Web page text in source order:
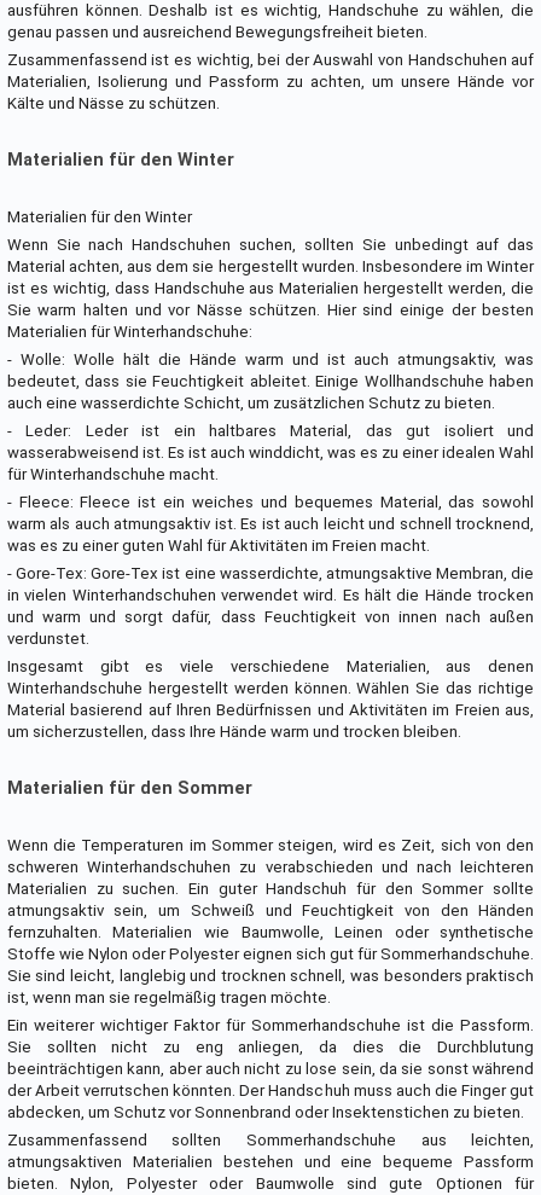
ausführen können. Deshalb ist es wichtig, Handschuhe zu wählen, die
genau passen und ausreichend Bewegungsfreiheit bieten.
Zusammenfassend ist es wichtig, bei der Auswahl von Handschuhen auf
Materialien, Isolierung und Passform zu achten, um unsere Hände vor
Kälte und Nässe zu schützen.
Materialien für den Winter
Materialien für den Winter
Wenn Sie nach Handschuhen suchen, sollten Sie unbedingt auf das
Material achten, aus dem sie hergestellt wurden. Insbesondere im Winter
ist es wichtig, dass Handschuhe aus Materialien hergestellt werden, die
Sie warm halten und vor Nässe schützen. Hier sind einige der besten
Materialien für Winterhandschuhe:
- Wolle: Wolle hält die Hände warm und ist auch atmungsaktiv, was
bedeutet, dass sie Feuchtigkeit ableitet. Einige Wollhandschuhe haben
auch eine wasserdichte Schicht, um zusätzlichen Schutz zu bieten.
- Leder: Leder ist ein haltbares Material, das gut isoliert und
wasserabweisend ist. Es ist auch winddicht, was es zu einer idealen Wahl
für Winterhandschuhe macht.
- Fleece: Fleece ist ein weiches und bequemes Material, das sowohl
warm als auch atmungsaktiv ist. Es ist auch leicht und schnell trocknend,
was es zu einer guten Wahl für Aktivitäten im Freien macht.
- Gore-Tex: Gore-Tex ist eine wasserdichte, atmungsaktive Membran, die
in vielen Winterhandschuhen verwendet wird. Es hält die Hände trocken
und warm und sorgt dafür, dass Feuchtigkeit von innen nach außen
verdunstet.
Insgesamt gibt es viele verschiedene Materialien, aus denen
Winterhandschuhe hergestellt werden können. Wählen Sie das richtige
Material basierend auf Ihren Bedürfnissen und Aktivitäten im Freien aus,
um sicherzustellen, dass Ihre Hände warm und trocken bleiben.
Materialien für den Sommer
Wenn die Temperaturen im Sommer steigen, wird es Zeit, sich von den
schweren Winterhandschuhen zu verabschieden und nach leichteren
Materialien zu suchen. Ein guter Handschuh für den Sommer sollte
atmungsaktiv sein, um Schweiß und Feuchtigkeit von den Händen
fernzuhalten. Materialien wie Baumwolle, Leinen oder synthetische
Stoffe wie Nylon oder Polyester eignen sich gut für Sommerhandschuhe.
Sie sind leicht, langlebig und trocknen schnell, was besonders praktisch
ist, wenn man sie regelmäßig tragen möchte.
Ein weiterer wichtiger Faktor für Sommerhandschuhe ist die Passform.
Sie sollten nicht zu eng anliegen, da dies die Durchblutung
beeinträchtigen kann, aber auch nicht zu lose sein, da sie sonst während
der Arbeit verrutschen könnten. Der Handschuh muss auch die Finger gut
abdecken, um Schutz vor Sonnenbrand oder Insektenstichen zu bieten.
Zusammenfassend sollten Sommerhandschuhe aus leichten,
atmungsaktiven Materialien bestehen und eine bequeme Passform
bieten. Nylon, Polyester oder Baumwolle sind gute Optionen für